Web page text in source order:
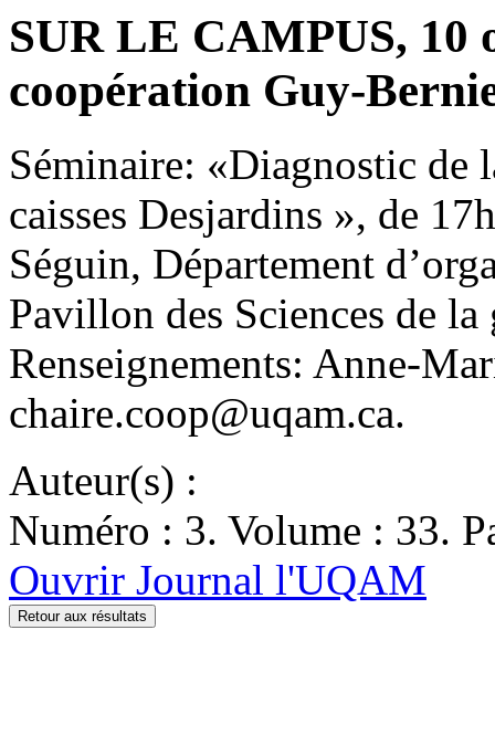
SUR LE CAMPUS, 10
coopération Guy-
Séminaire: «Diagnostic de
caisses Desjardins », de
Séguin, Département
Pavillon des Sciences de
Renseignements: Anne-
chaire.coop@uqam.ca.
Auteur(s) :
Numéro : 3. Volume : 33.
Ouvrir Journal l'UQAM
Retour aux résultats